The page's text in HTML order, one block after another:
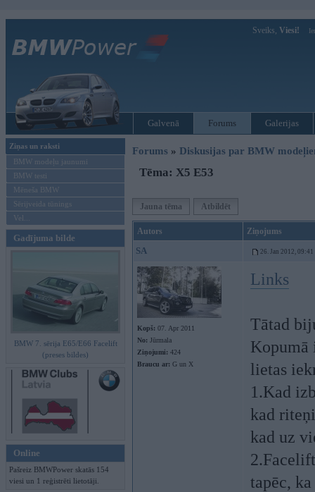
Sveiks, Viesi!
Galvenā Forums Galerijas
Ziņas un raksti
BMW modeļu jaunumi
BMW testi
Mēneša BMW
Sērijveida tūnings
Vel...
Gadījuma bilde
BMW 7. sērija E65/E66 Facelift
(preses bildes)
Online
Pašreiz BMWPower skatās 154
viesi un 1 reģistrēti lietotāji.
Forums » Diskusijas par BMW
Tēma: X5 E53
Jauna tēma Atbildēt
Autors Ziņojums
SA 26. Jan 2012, 09:41
Kopš: 07. Apr 2011
No: Jūrmala
Ziņojumi: 424
Braucu ar: G un X
Links
Tātad
Kopumā
lietas
1.Kad
kad
kad uz
tapēc,